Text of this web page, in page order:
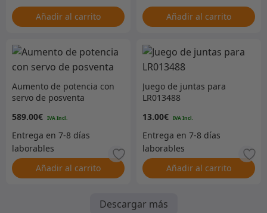
Añadir al carrito Añadir al carrito
Aumento de potencia con
servo de posventa
589.00€
Añadir al carrito
Juego de juntas para
LR013488
13.00€
Añadir al carrito
Descargar más